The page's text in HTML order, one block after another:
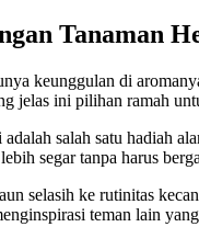
Tanaman
keunggulan di
jelas ini pilihan ramah
salah satu hadiah
segar tanpa harus
selasih ke rutinitas
teman lain